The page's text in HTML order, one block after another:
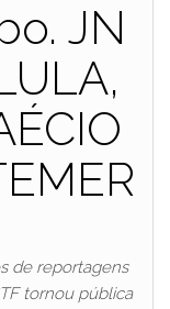
JN
de reportagens
tornou pública